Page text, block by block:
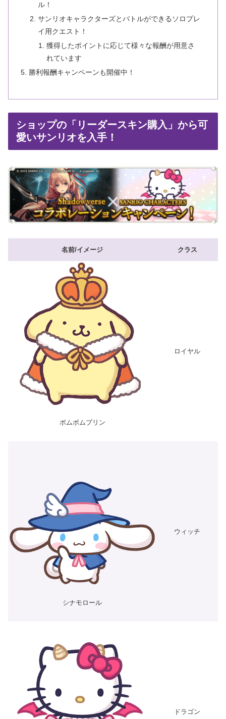
ル！
サンリオキャラクターズとバトルができるソロプレ
イ用クエスト！
獲得したポイントに応じて様々な報酬が用意さ
れています
勝利報酬キャンペーンも開催中！
ショップの「リーダースキン購入」から可
愛いサンリオを入手！
名前/イメージ クラス
ポムポムプリン
ロイヤル
シナモロール
ウィッチ
ドラゴン